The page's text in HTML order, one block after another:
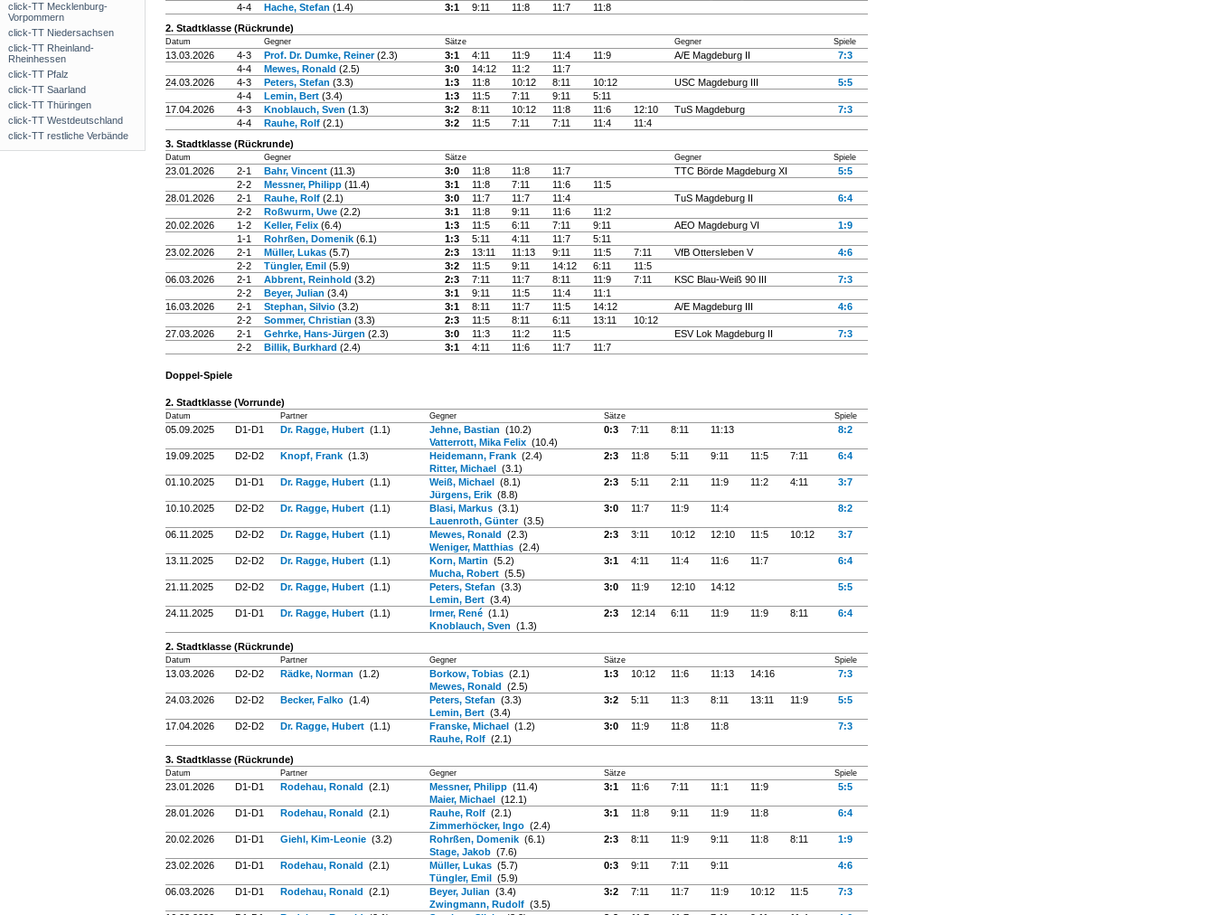
click-TT Mecklenburg-
Vorpommern
click-TT Niedersachsen
click-TT Rheinland-
Rheinhessen
click-TT Pfalz
click-TT Saarland
click-TT Thüringen
click-TT Westdeutschland
click-TT restliche Verbände
4-4
Hache, Stefan (1.4) 3:1 9:11 11:8 11:7
11:8
2. Stadtklasse (Rückrunde)
Datum Gegner Sätze Gegner Spiele
13.03.2026 4-3 Prof. Dr. Dumke, Reiner(2.3) 3:1 4:11 11:9 11:4 11:9 A/E Magdeburg II
7:3
4-4
Mewes, Ronald (2.5) 3:0 14:12 11:2
11:7
24.03.2026
4-3 Peters, Stefan (3.3) 1:3 11:8 10:12 8:11 10:12 USC Magdeburg III
5:5
4-4
Lemin, Bert (3.4) 1:3 11:5 7:11 9:11
5:11
17.04.2026
4-3 Knoblauch, Sven (1.3) 3:2 8:11 10:12 11:8 11:6 12:10 TuS Magdeburg
7:3
4-4
Rauhe, Rolf (2.1) 3:2 11:5 7:11 7:11 11:4
11:4
3. Stadtklasse (Rückrunde)
Datum Gegner Sätze Gegner Spiele
23.01.2026 2-1 Bahr, Vincent (11.3) 3:0 11:8 11:8 11:7 TTC Börde Magdeburg XI
5:5
2-2
Messner, Philipp (11.4) 3:1 11:8 7:11 11:6
11:5
28.01.2026
2-1 Rauhe, Rolf (2.1) 3:0 11:7 11:7 11:4 TuS Magdeburg II
6:4
2-2
Roßwurm, Uwe (2.2) 3:1 11:8 9:11 11:6
11:2
20.02.2026
1-2 Keller, Felix (6.4) 1:3 11:5 6:11 7:11 9:11 AEO Magdeburg VI
1:9
1-1
Rohrßen, Domenik (6.1) 1:3 5:11 4:11 11:7
5:11
23.02.2026
2-1 Müller, Lukas (5.7) 2:3 13:11 11:13 9:11 11:5 7:11 VfB Ottersleben V
4:6
2-2
Tüngler, Emil (5.9) 3:2 11:5 9:11 14:12 6:11
11:5
06.03.2026
2-1 Abbrent, Reinhold (3.2) 2:3 7:11 11:7 8:11 11:9 7:11 KSC Blau-Weiß 90 III
7:3
2-2
Beyer, Julian (3.4) 3:1 9:11 11:5 11:4
11:1
16.03.2026
2-1 Stephan, Silvio (3.2) 3:1 8:11 11:7 11:5 14:12 A/E Magdeburg III
4:6
2-2
Sommer, Christian (3.3) 2:3 11:5 8:11 6:11 13:11
10:12
27.03.2026
2-1 Gehrke, Hans-Jürgen (2.3) 3:0 11:3 11:2 11:5 ESV Lok Magdeburg II
7:3
2-2
Billik, Burkhard (2.4) 3:1 4:11 11:6 11:7 11:7
Doppel-Spiele
2. Stadtklasse (Vorrunde)
Datum Partner Gegner Sätze Spiele
05.09.2025 D1-D1 Dr. Ragge, Hubert (1.1) Jehne, Bastian (10.2)
Vatterrott, Mika Felix (10.4)
0:3 7:11 8:11 11:13 8:2
19.09.2025 D2-D2 Knopf, Frank (1.3) Heidemann, Frank (2.4)
Ritter, Michael (3.1)
2:3 11:8 5:11 9:11 11:5 7:11 6:4
01.10.2025 D1-D1 Dr. Ragge, Hubert (1.1) Weiß, Michael (8.1)
Jürgens, Erik (8.8)
2:3 5:11 2:11 11:9 11:2 4:11 3:7
10.10.2025 D2-D2 Dr. Ragge, Hubert (1.1) Blasi, Markus (3.1)
Lauenroth, Günter (3.5)
3:0 11:7 11:9 11:4 8:2
06.11.2025 D2-D2 Dr. Ragge, Hubert (1.1) Mewes, Ronald (2.3)
Weniger, Matthias (2.4)
2:3 3:11 10:12 12:10 11:5 10:12 3:7
13.11.2025 D2-D2 Dr. Ragge, Hubert (1.1) Korn, Martin (5.2)
Mucha, Robert (5.5)
3:1 4:11 11:4 11:6 11:7 6:4
21.11.2025 D2-D2 Dr. Ragge, Hubert (1.1) Peters, Stefan (3.3)
Lemin, Bert (3.4)
3:0 11:9 12:10 14:12 5:5
24.11.2025 D1-D1 Dr. Ragge, Hubert (1.1) Irmer, René (1.1)
Knoblauch, Sven (1.3)
2:3 12:14 6:11 11:9 11:9 8:11 6:4
2. Stadtklasse (Rückrunde)
Datum Partner Gegner Sätze Spiele
13.03.2026 D2-D2 Rädke, Norman (1.2) Borkow, Tobias (2.1)
Mewes, Ronald (2.5)
1:3 10:12 11:6 11:13 14:16 7:3
24.03.2026 D2-D2 Becker, Falko (1.4) Peters, Stefan (3.3)
Lemin, Bert (3.4)
3:2 5:11 11:3 8:11 13:11 11:9 5:5
17.04.2026 D2-D2 Dr. Ragge, Hubert (1.1) Franske, Michael (1.2)
Rauhe, Rolf (2.1)
3:0 11:9 11:8 11:8 7:3
3. Stadtklasse (Rückrunde)
Datum Partner Gegner Sätze Spiele
23.01.2026 D1-D1 Rodehau, Ronald (2.1) Messner, Philipp (11.4)
Maier, Michael (12.1)
3:1 11:6 7:11 11:1 11:9 5:5
28.01.2026 D1-D1 Rodehau, Ronald (2.1) Rauhe, Rolf (2.1)
Zimmerhöcker, Ingo (2.4)
3:1 11:8 9:11 11:9 11:8 6:4
20.02.2026 D1-D1 Giehl, Kim-Leonie (3.2) Rohrßen, Domenik (6.1)
Stage, Jakob (7.6)
2:3 8:11 11:9 9:11 11:8 8:11 1:9
23.02.2026 D1-D1 Rodehau, Ronald (2.1) Müller, Lukas (5.7)
Tüngler, Emil (5.9)
0:3 9:11 7:11 9:11 4:6
06.03.2026 D1-D1 Rodehau, Ronald (2.1) Beyer, Julian (3.4)
Zwingmann, Rudolf (3.5)
3:2 7:11 11:7 11:9 10:12 11:5 7:3